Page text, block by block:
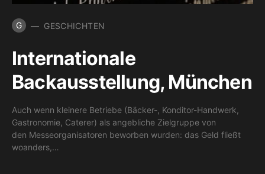
G GESCHICHTEN
Internationale
Backausstellung, München
Auch wenn kleinere Betriebe (Bäcker-, Konditor-Handwerk,
Gastronomie, Caterer) als angebliche Zielgruppe von
den Messeorganisatoren beworben wurden: das Geld fließt
woanders,…